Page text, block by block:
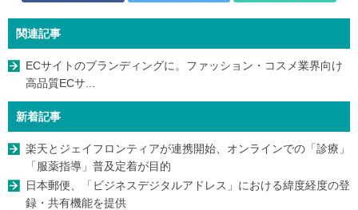
関連記事
ECサイトのブランディングに。ファッション・コスメ業界向け
高品質ECサ...
新着記事
楽天とジェイフロンティアが連携開始、オンラインでの「診療」
「服薬指導」普及定着が目的
日本郵便、「ビジネスデジタルアドレス」における緯度経度の登
録・共有機能を提供